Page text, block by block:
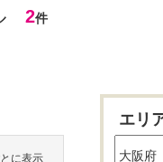
2件
に表示
エリ